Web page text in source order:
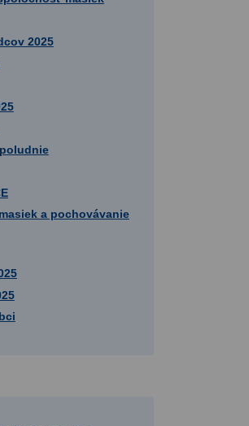
2025
a pochovávanie